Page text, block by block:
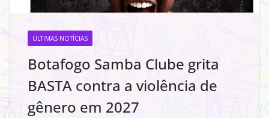
ÚLTIMAS NOTÍCIAS
Botafogo Samba Clube grita
BASTA contra a violência de
gênero em 2027